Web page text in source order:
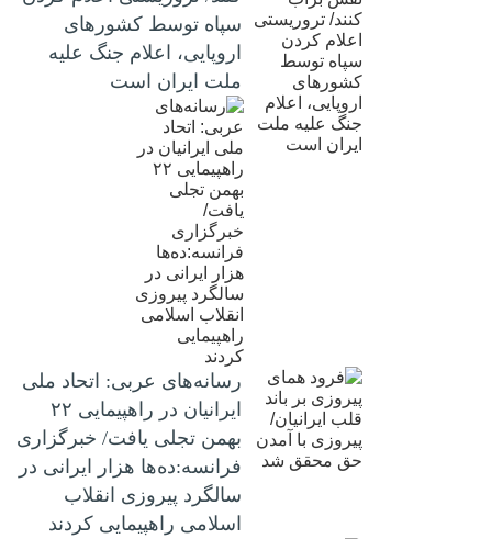
سپاه توسط کشورهای
اروپایی، اعلام جنگ علیه
ملت ایران است
رسانه‌های عربی: اتحاد ملی
ایرانیان در راهپیمایی ۲۲
بهمن تجلی یافت/ خبرگزاری
فرانسه:ده‌ها هزار ایرانی در
سالگرد پیروزی انقلاب
اسلامی راهپیمایی کردند